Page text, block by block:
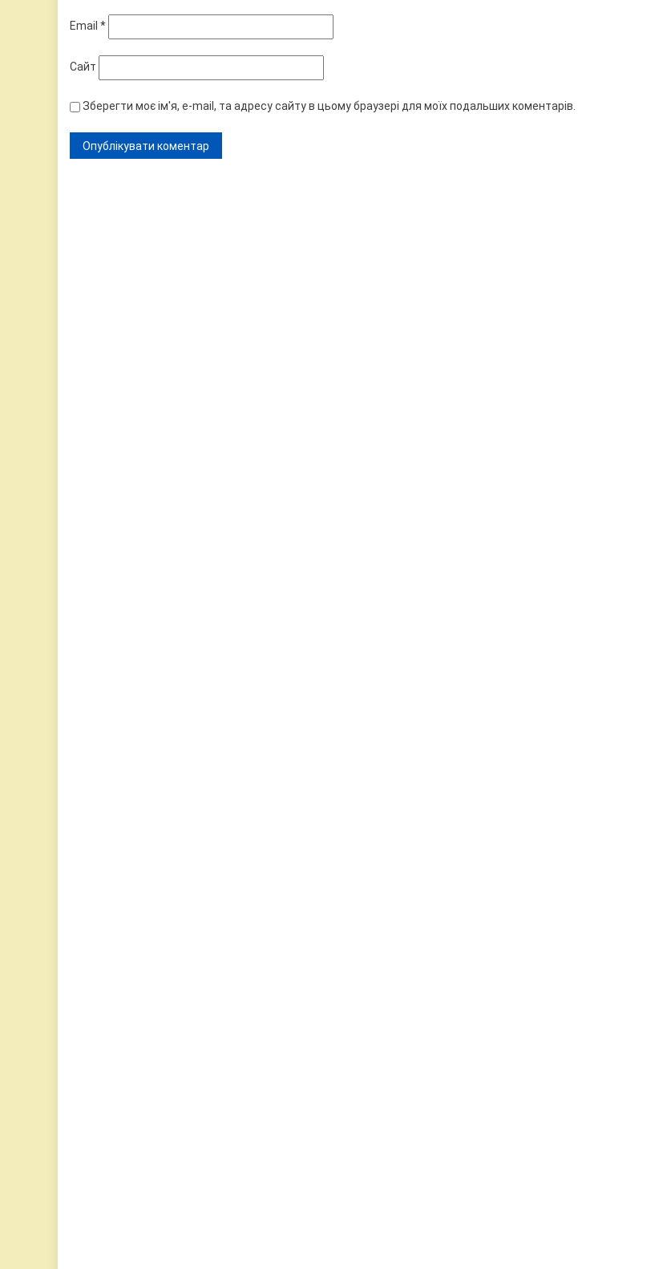
Email *
Сайт
Зберегти моє ім'я, e-mail, та адресу сайту в цьому браузері для моїх подальших коментарів.